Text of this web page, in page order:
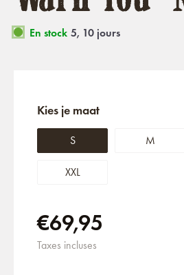
En stock 5, 10 jours
Kies je maat
S M
XXL
€69,95
Taxes incluses